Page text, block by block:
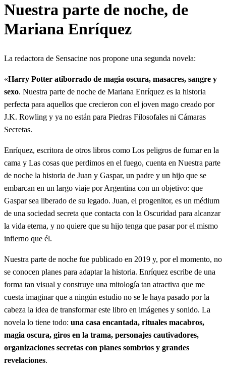
Nuestra parte de noche, de
Mariana Enríquez
La redactora de Sensacine nos propone una segunda novela:
«Harry Potter atiborrado de magia oscura, masacres, sangre y
sexo. Nuestra parte de noche de Mariana Enríquez es la historia
perfecta para aquellos que crecieron con el joven mago creado por
J.K. Rowling y ya no están para Piedras Filosofales ni Cámaras
Secretas.
Enríquez, escritora de otros libros como Los peligros de fumar en la
cama y Las cosas que perdimos en el fuego, cuenta en Nuestra parte
de noche la historia de Juan y Gaspar, un padre y un hijo que se
embarcan en un largo viaje por Argentina con un objetivo: que
Gaspar sea liberado de su legado. Juan, el progenitor, es un médium
de una sociedad secreta que contacta con la Oscuridad para alcanzar
la vida eterna, y no quiere que su hijo tenga que pasar por el mismo
infierno que él.
Nuestra parte de noche fue publicado en 2019 y, por el momento, no
se conocen planes para adaptar la historia. Enríquez escribe de una
forma tan visual y construye una mitología tan atractiva que me
cuesta imaginar que a ningún estudio no se le haya pasado por la
cabeza la idea de transformar este libro en imágenes y sonido. La
novela lo tiene todo: una casa encantada, rituales macabros,
magia oscura, giros en la trama, personajes cautivadores,
organizaciones secretas con planes sombríos y grandes
revelaciones.